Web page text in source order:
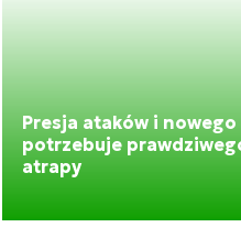
Presja ataków i
potrzebuje
atrapy